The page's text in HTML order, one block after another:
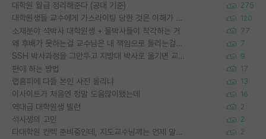
대학원 월급 정리해준다 (공대 기준) 275
대학원생들 교수에게 가스라이팅 당한 것은 이해가 갑니다. 안타깝네요. 120
소재분야 석박사 대학원생 + 물박사들이 착각하는 거 77
왜 후배가 못하는걸 교수님은 내 책임으로 돌리는걸까요? 7
SSH 박사과정을 그만두고 지방대 박사로 옮기면 교수의 꿈은 끝일까요? 9
편애 하는 방법 17
랩홈피에 다들 본인 사진 올리냐 13
이사이트가 처음엔 정말 도움많이됐는데 16
역대급 대학원생 빌런 2
석사생의 고민 2
타대학원 컨텍 준비중인데, 지도교수님께는 언제 말씀드려야 할까요? 2